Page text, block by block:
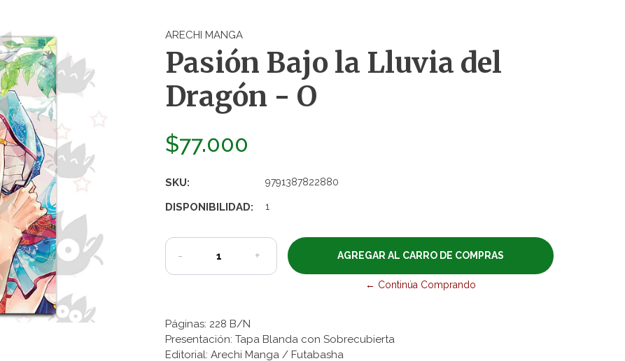
ARECHI MANGA
Pasión Bajo la Lluvia del
Dragón - O
$77.000
SKU: 9791387822880
DISPONIBILIDAD: 1
- +
← Continúa Comprando
Páginas: 228 B/N
Presentación: Tapa Blanda con Sobrecubierta
Editorial: Arechi Manga / Futabasha